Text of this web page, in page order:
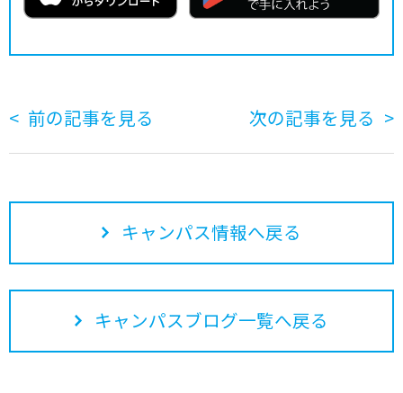
前の記事を見る 次の記事を見る
キャンパス情報へ戻る
キャンパスブログ一覧へ戻る